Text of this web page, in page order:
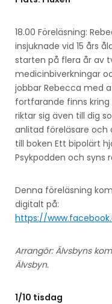
18.00 Föreläsning:
insjuknade vid 15 års
starten på flera år av
medicinbiverkningar
jobbar Rebecca med
fortfarande finns kring
riktar sig även till dig
anlitad föreläsare
till boken Ett bipolärt
Psykpodden och syns
Denna föreläsning
digitalt på:
https://
Arrangör: Älvsbyns
Älvsbyn.
1/10 tisdag